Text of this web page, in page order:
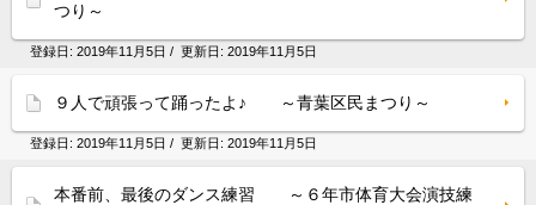
つり～
登録日: 2019年11月5日 / 更新日: 2019年11月5日
９人で頑張って踊ったよ♪ ～青葉区民まつり～
登録日: 2019年11月5日 / 更新日: 2019年11月5日
本番前、最後のダンス練習 ～６年市体育大会演技練